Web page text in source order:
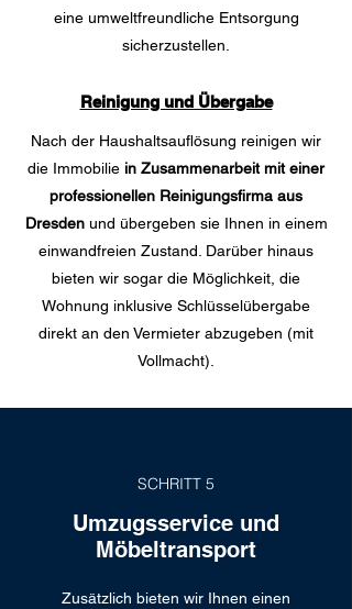
eine umweltfreundliche Entsorgung
sicherzustellen.
Reinigung und Übergabe
Nach der Haushaltsauflösung reinigen wir
die Immobilie in Zusammenarbeit mit einer
professionellen Reinigungsfirma aus
Dresdenund übergeben sie Ihnen in einem
einwandfreien Zustand. Darüber hinaus
bieten wir sogar die Möglichkeit, die
Wohnung inklusive Schlüsselübergabe
direkt an den Vermieter abzugeben (mit
Vollmacht).
SCHRITT 5
Umzugsservice und
Möbeltransport
Zusätzlich bieten wir Ihnen einen